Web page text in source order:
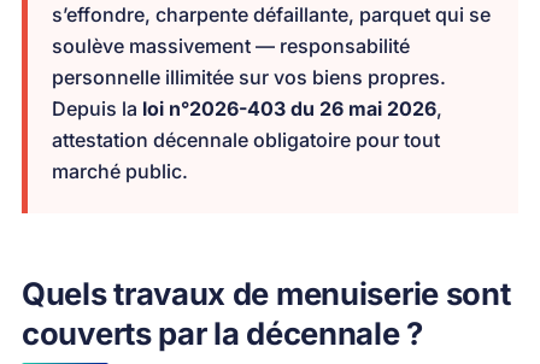
s’effondre, charpente défaillante, parquet qui se
soulève massivement — responsabilité
personnelle illimitée sur vos biens propres.
Depuis la loi n°2026-403 du 26 mai 2026,
attestation décennale obligatoire pour tout
marché public.
Quels travaux de menuiserie sont
couverts par la décennale ?